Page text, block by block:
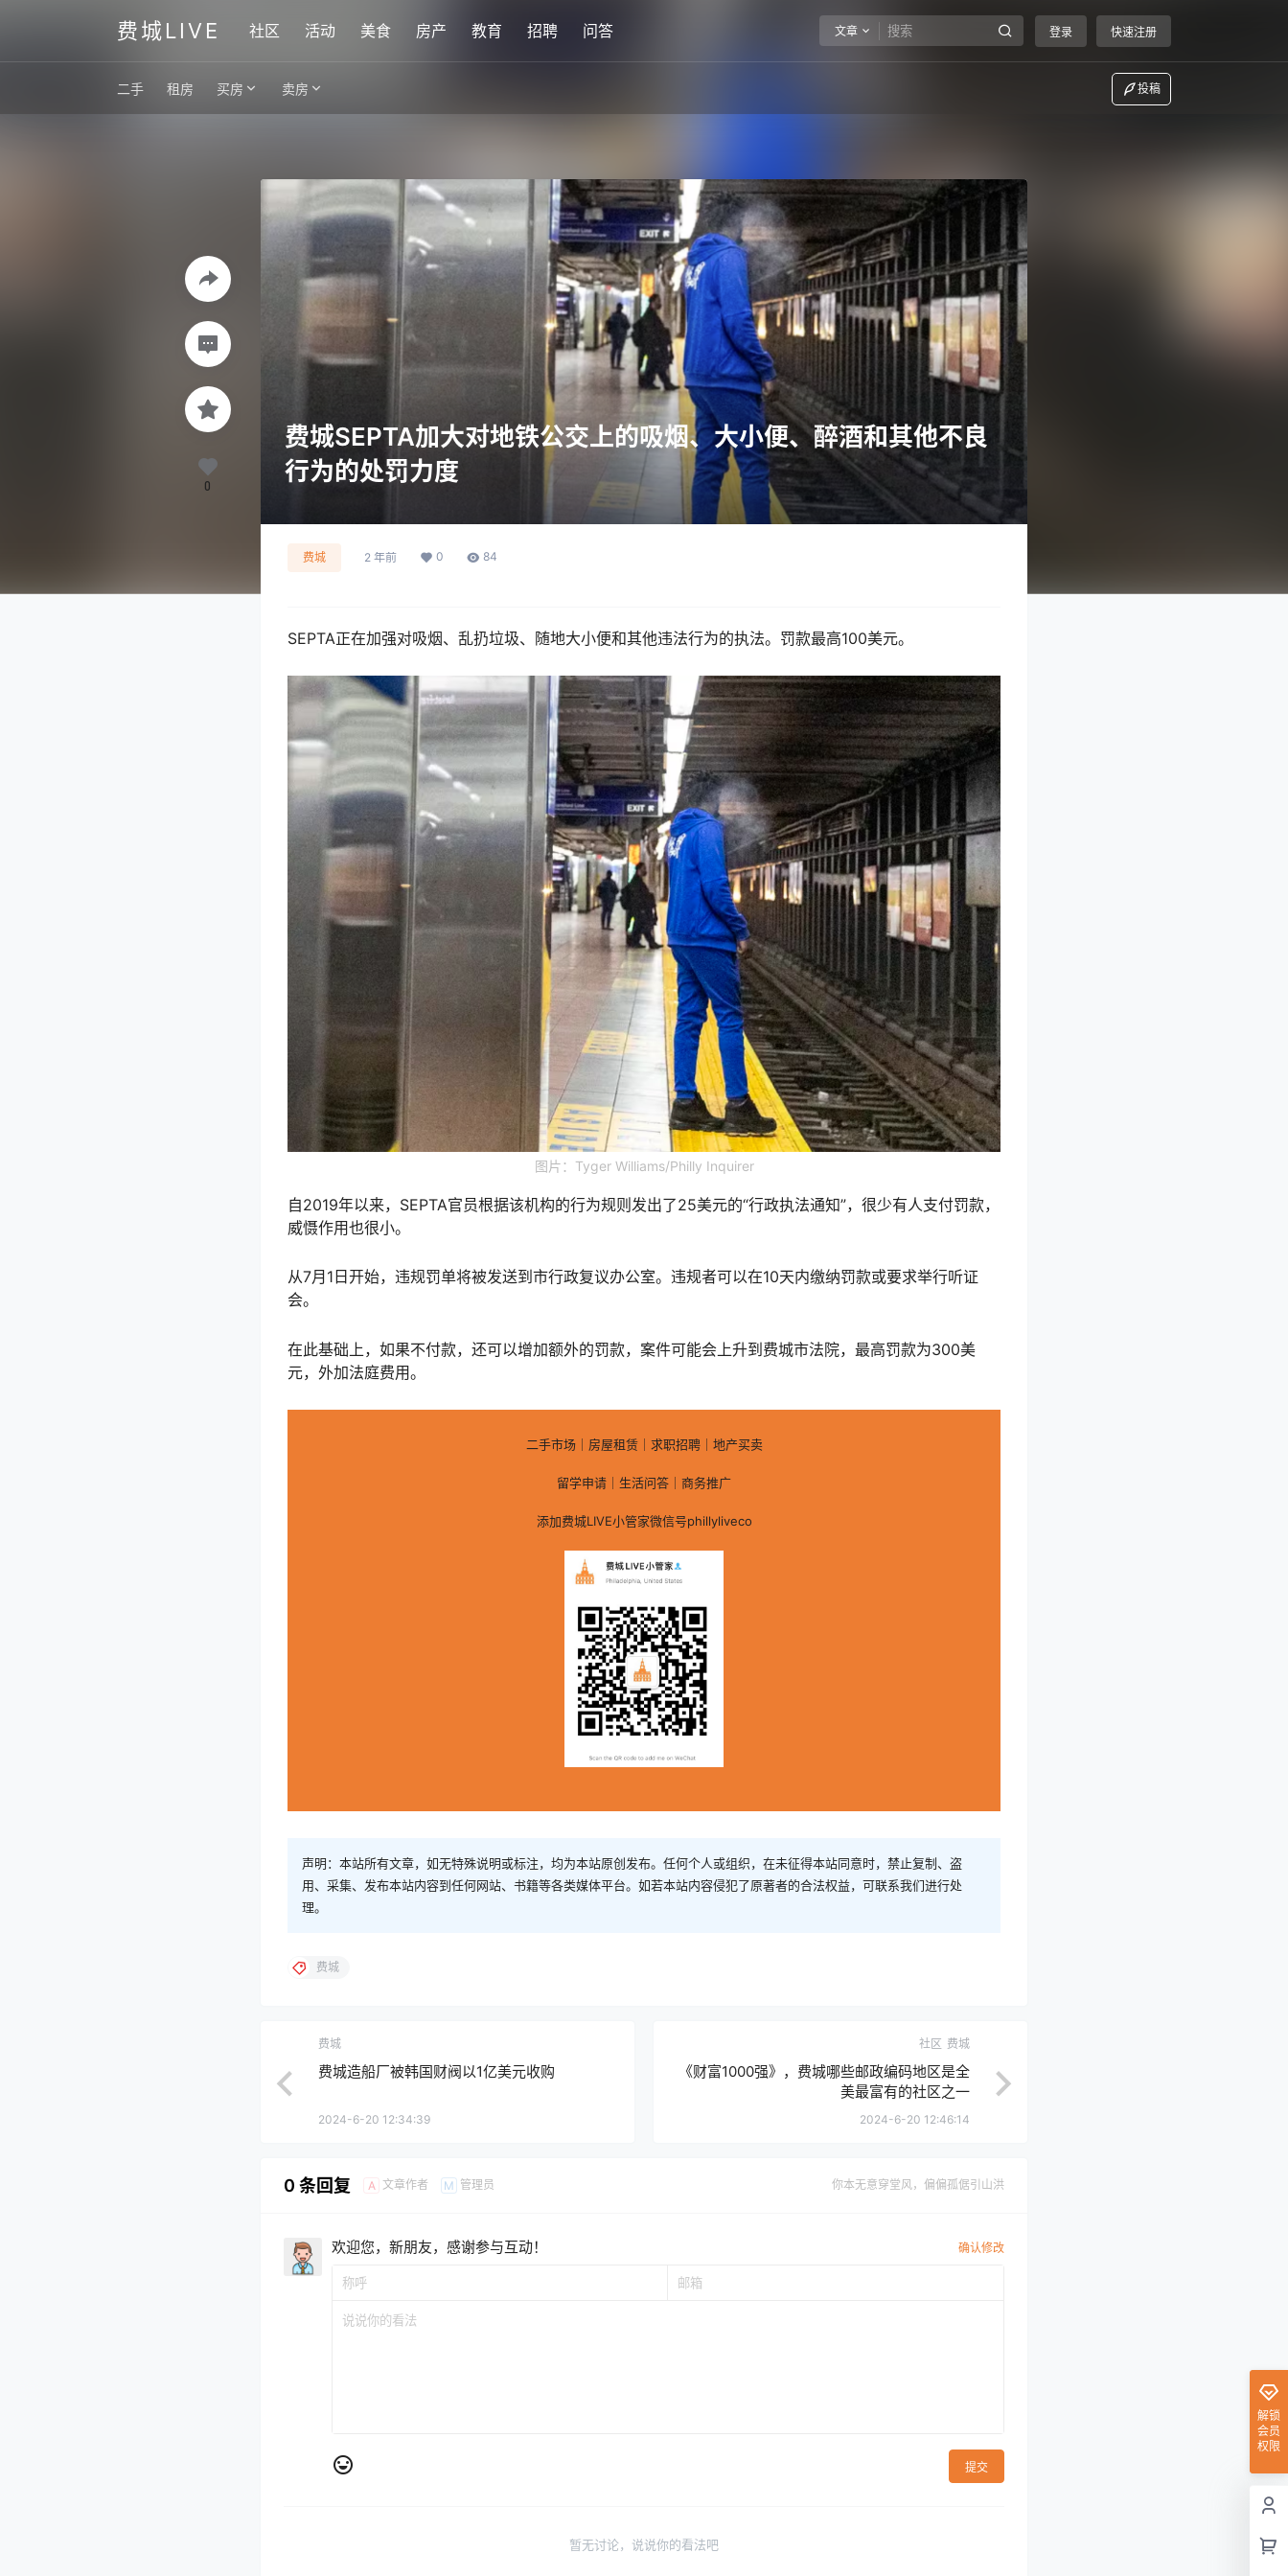
费城LIVE 社区 活动 美食 房产 教育 招聘 问答 文章 登录 快速注册
二手 租房 买房 卖房 投稿
费城SEPTA加大对地铁公交上的吸烟、大小便、醉酒和其他不良
行为的处罚力度
费城 2 年前 0 84
SEPTA正在加强对吸烟、乱扔垃圾、随地大小便和其他违法行为的执法。罚款最高100美元。
图片：Tyger Williams/Philly Inquirer
自2019年以来，SEPTA官员根据该机构的行为规则发出了25美元的“行政执法通知”，很少有人支付罚款，
威慑作用也很小。
从7月1日开始，违规罚单将被发送到市行政复议办公室。违规者可以在10天内缴纳罚款或要求举行听证
会。
在此基础上，如果不付款，还可以增加额外的罚款，案件可能会上升到费城市法院，最高罚款为300美
元，外加法庭费用。
二手市场｜房屋租赁｜求职招聘｜地产买卖
留学申请｜生活问答｜商务推广
添加费城LIVE小管家微信号phillyliveco
声明：本站所有文章，如无特殊说明或标注，均为本站原创发布。任何个人或组织，在未征得本站同意时，禁止复制、盗
用、采集、发布本站内容到任何网站、书籍等各类媒体平台。如若本站内容侵犯了原著者的合法权益，可联系我们进行处
理。
0
费城
费城
费城造船厂被韩国财阀以1亿美元收购
2024-6-20 12:34:39
社区 费城
《财富1000强》，费城哪些邮政编码地区是全
美最富有的社区之一
2024-6-20 12:46:14
0 条回复 A 文章作者 M 管理员 你本无意穿堂风，偏偏孤倨引山洪
欢迎您，新朋友，感谢参与互动！ 确认修改
提交
暂无讨论，说说你的看法吧
解锁
会员
权限